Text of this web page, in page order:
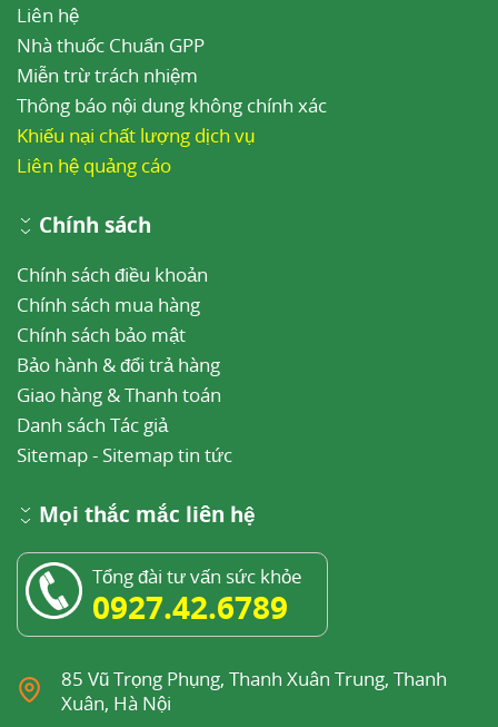
Liên hệ
Nhà thuốc Chuẩn GPP
Miễn trừ trách nhiệm
Thông báo nội dung không chính xác
Khiếu nại chất lượng dịch vụ
Liên hệ quảng cáo
Chính sách
Chính sách điều khoản
Chính sách mua hàng
Chính sách bảo mật
Bảo hành & đổi trả hàng
Giao hàng & Thanh toán
Danh sách Tác giả
Sitemap- Sitemap tin tức
Mọi thắc mắc liên hệ
Tổng đài tư vấn sức khỏe
0927.42.6789
85 Vũ Trọng Phụng, Thanh Xuân Trung, Thanh
Xuân, Hà Nội